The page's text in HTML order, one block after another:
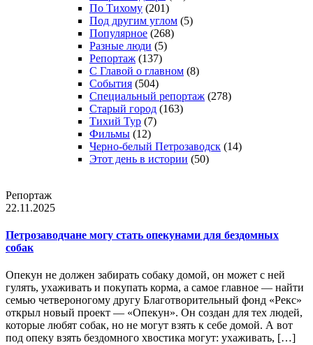
По Тихому (201)
Под другим углом (5)
Популярное (268)
Разные люди (5)
Репортаж (137)
С Главой о главном (8)
События (504)
Специальный репортаж (278)
Старый город (163)
Тихий Тур (7)
Фильмы (12)
Черно-белый Петрозаводск (14)
Этот день в истории (50)
Репортаж
22.11.2025
Петрозаводчане могу стать опекунами для бездомных
собак
Опекун не должен забирать собаку домой, он может с ней
гулять, ухаживать и покупать корма, а самое главное — найти
семью четвероногому другу Благотворительный фонд «Рекс»
открыл новый проект — «Опекун». Он создан для тех людей,
которые любят собак, но не могут взять к себе домой. А вот
под опеку взять бездомного хвостика могут: ухаживать, […]